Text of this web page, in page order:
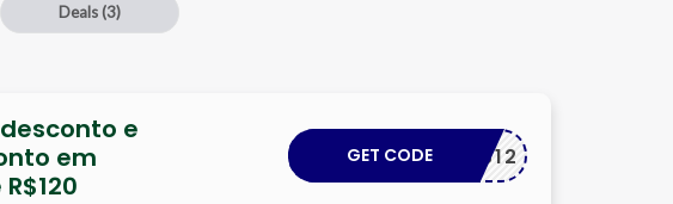
Deals (3)
e
em
BRSS12
GET CODE